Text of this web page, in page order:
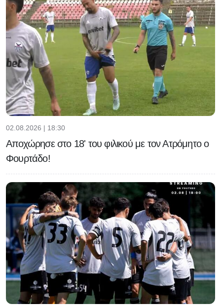
02.08.2026 | 18:30
Αποχώρησε στο 18' του φιλικού με τον Ατρόμητο ο
Φουρτάδο!